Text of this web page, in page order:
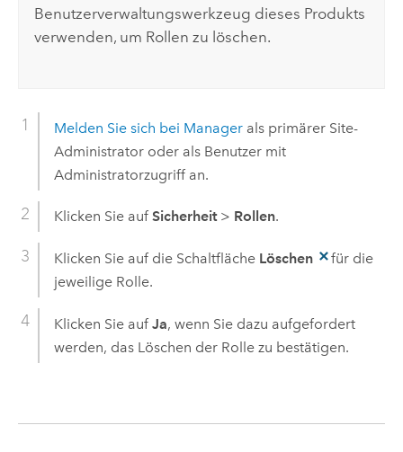
Benutzerverwaltungswerkzeug dieses Produkts
verwenden, um Rollen zu löschen.
Melden Sie sich bei Managerals primärer Site-
Administrator oder als Benutzer mit
Administratorzugriff an.
Klicken Sie auf Sicherheit> Rollen.
Klicken Sie auf die Schaltfläche Löschen
für die
jeweilige Rolle.
Klicken Sie auf Ja, wenn Sie dazu aufgefordert
werden, das Löschen der Rolle zu bestätigen.